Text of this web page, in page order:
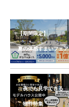
【期間限定】
夏の体感すまいフェア
夜でも見学できる
物件特集